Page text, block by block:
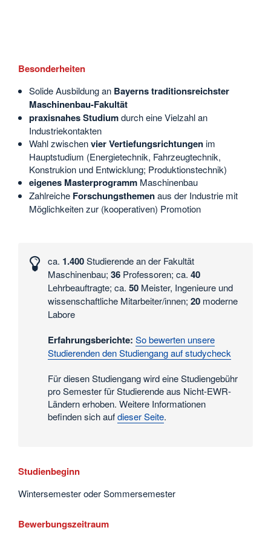
Besonderheiten
Solide Ausbildung an Bayerns traditionsreichster
Maschinenbau-Fakultät
praxisnahes Studiumdurch eine Vielzahl an
Industriekontakten
Wahl zwischenvier Vertiefungsrichtungenim
Hauptstudium (Energietechnik, Fahrzeugtechnik,
Konstrukion und Entwicklung; Produktionstechnik)
eigenes Masterprogramm Maschinenbau
Zahlreiche Forschungsthemenaus der Industrie mit
Möglichkeiten zur (kooperativen) Promotion
und
ca. 1.400Studierende an der Fakultät
Maschinenbau; 36 Professoren; ca. 40
Lehrbeauftragte; ca. 50 Meister, Ingenieure und
wissenschaftliche Mitarbeiter/innen; 20 moderne
Labore
Erfahrungsberichte: So bewerten unsere
Studierenden den Studiengang auf studycheck
Für diesen Studiengang wird eine Studiengebühr
pro Semester für Studierende aus Nicht-EWR-
Ländern erhoben. Weitere Informationen
befinden sich aufdieser Seite.
Studienbeginn
Wintersemester oder Sommersemester
Bewerbungszeitraum